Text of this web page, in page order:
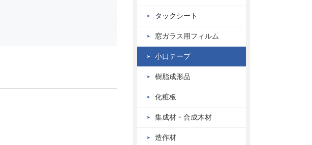
タックシート
窓ガラス用フィルム
小口テープ
樹脂成形品
化粧板
集成材・合成木材
造作材